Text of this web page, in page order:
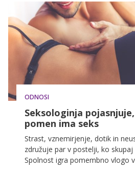
pevec, ki je zaslovel zaradi
1983 predstavljal na Evroviziji,
v šov.
ODNOSI
Seksologinja
pomen ima seks
Strast, vznemirjenje, dotik in
združuje par v postelji, ko
Spolnost igra pomembno vlogo